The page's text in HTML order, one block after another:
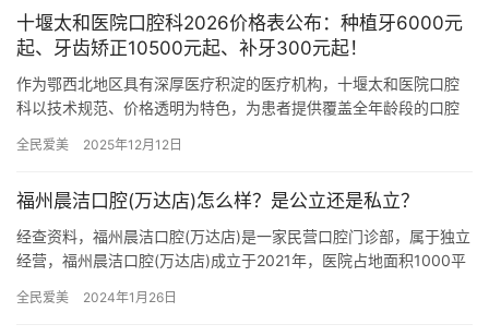
十堰太和医院口腔科2026价格表公布：种植牙6000元
起、牙齿矫正10500元起、补牙300元起！
作为鄂西北地区具有深厚医疗积淀的医疗机构，十堰太和医院口腔
科以技术规范、价格透明为特色，为患者提供覆盖全年龄段的口腔
修…
全民爱美 2025年12月12日
福州晨洁口腔(万达店)怎么样？是公立还是私立？
经查资料，福州晨洁口腔(万达店)是一家民营口腔门诊部，属于独立
经营，福州晨洁口腔(万达店)成立于2021年，医院占地面积1000平
全民爱美 2024年1月26日